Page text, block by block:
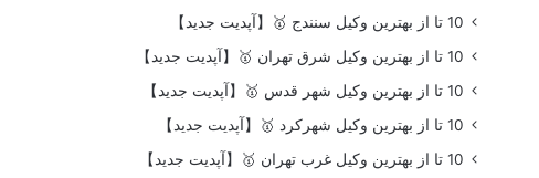
10 تا از بهترین وکیل سنندج 🥇【آپدیت جدید】
10 تا از بهترین وکیل شرق تهران 🥇【آپدیت جدید】
10 تا از بهترین وکیل شهر قدس 🥇【آپدیت جدید】
10 تا از بهترین وکیل شهرکرد 🥇【آپدیت جدید】
10 تا از بهترین وکیل غرب تهران 🥇【آپدیت جدید】